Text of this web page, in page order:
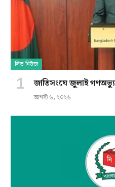
লিড নিউজ
জাতিসংঘে জুলাই
আগস্ট ৬, ২০২৬